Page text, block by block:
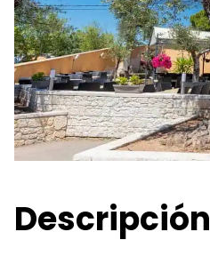
Descripción